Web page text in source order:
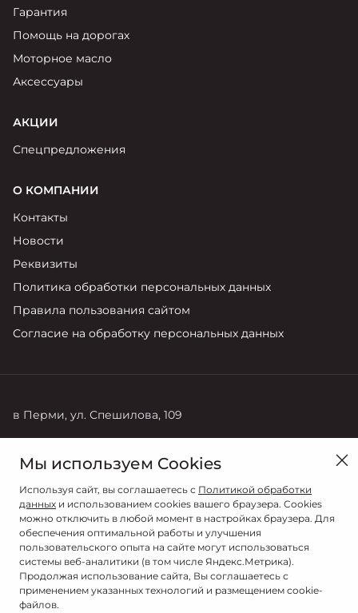
Гарантия
Помощь на дорогах
Моторное масло
Аксессуары
АКЦИИ
Спецпредложения
О КОМПАНИИ
Контакты
Новости
Реквизиты
Политика обработки персональных данных
Правила пользования сайтом
Согласие на обработку персональных данных
в Перми, ул. Спешилова, 109
8 (342) 204-00-77
© 2026
Мы используем Cookies
Используя сайт, вы соглашаетесь с Политикой обработки
данных и использованием cookies вашего браузера. Cookies
можно отключить в любой момент в настройках браузера. Для
обеспечения оптимальной работы и улучшения
пользовательского опыта на сайте могут использоваться
системы веб-аналитики (в том числе Яндекс.Метрика).
Продолжая использование сайта, Вы соглашаетесь с
применением указанных технологий и размещением cookie-
файлов.